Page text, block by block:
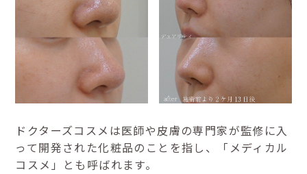
ドクターズコスメは医師や皮膚の専門家が監修に入
って開発された化粧品のことを指し、「メディカル
コスメ」とも呼ばれます。